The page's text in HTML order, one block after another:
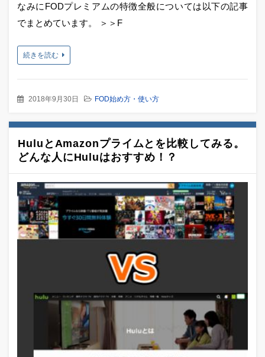
なみにFODプレミアムの特徴全般については以下の記事
でまとめています。 ＞＞F
続きを読む
2018年9月30日 FOD始め方・使い方
HuluとAmazonプライムとを比較してみる。
どんな人にHuluはおすすめ！？